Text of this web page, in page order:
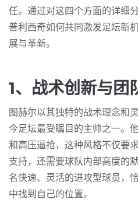
任。通过对这四个方面的详细
普利西奇如何共同激发足坛新
展与革新。
1、战术创新与团
图赫尔以其独特的战术理念和
今足坛最受瞩目的主帅之一。
和高压逼抢，这种风格不仅要
支持，还需要球队内部高度的
名快速、灵活的进攻型球员，
中找到自己的位置。